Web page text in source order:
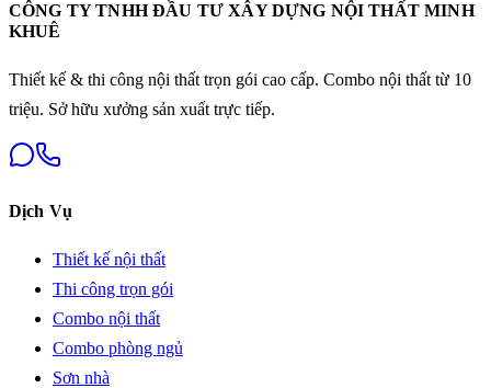
CÔNG TY TNHH ĐẦU TƯ XÂY DỰNG NỘI THẤT MINH
KHUÊ
Thiết kế & thi công nội thất trọn gói cao cấp. Combo nội thất từ 10
triệu. Sở hữu xưởng sản xuất trực tiếp.
Dịch Vụ
Thiết kế nội thất
Thi công trọn gói
Combo nội thất
Combo phòng ngủ
Sơn nhà